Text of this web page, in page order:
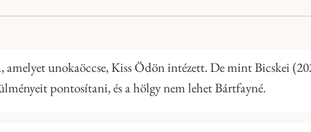
amelyet unokaöccse, Kiss Ödön intézett. De mint Bicskei
pontosítani, és a hölgy nem lehet Bártfayné.